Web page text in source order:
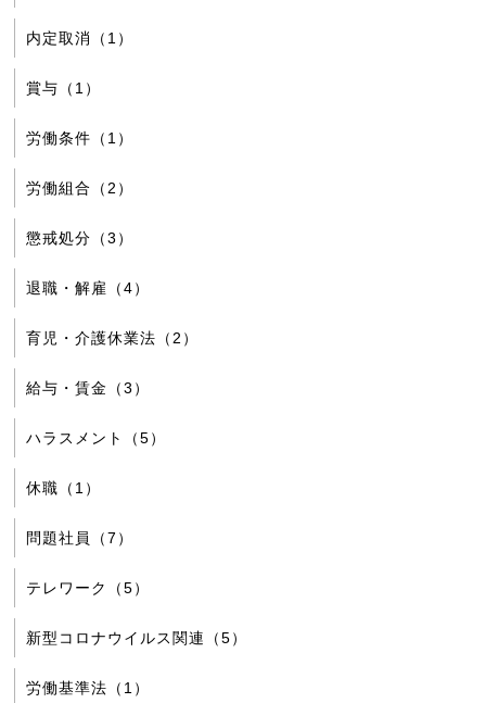
内定取消（1）
賞与（1）
労働条件（1）
労働組合（2）
懲戒処分（3）
退職・解雇（4）
育児・介護休業法（2）
給与・賃金（3）
ハラスメント（5）
休職（1）
問題社員（7）
テレワーク（5）
新型コロナウイルス関連（5）
労働基準法（1）